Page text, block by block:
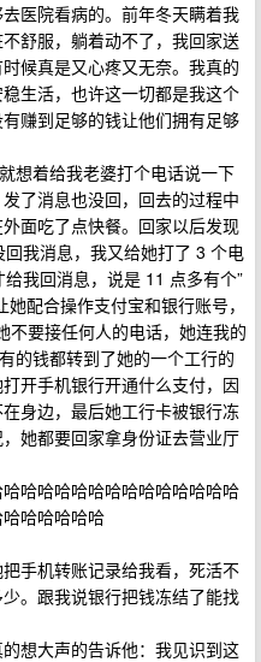
医院看病的。前年冬天瞒着我
舒服，躺着动不了，我回家送
候真是又心疼又无奈。我真的
生活，也许这一切都是我这个
赚到足够的钱让他们拥有足够
想着给我老婆打个电话说一下
了消息也没回，回去的过程中
面吃了点快餐。回家以后发现
我消息，我又给她打了 3 个电
我回消息，说是 11 点多有个”
配合操作支付宝和银行账号，
不要接任何人的电话，她连我的
的钱都转到了她的一个工行的
开手机银行开通什么支付，因
身边，最后她工行卡被银行冻
她都要回家拿身份证去营业厅
哈哈哈哈哈哈哈哈哈哈哈哈哈
哈哈哈哈哈
手机转账记录给我看，死活不
。跟我说银行把钱冻结了能找
想大声的告诉他：我见识到这